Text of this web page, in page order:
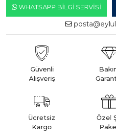
WHATSAPP BILGI SERVISI
Güvenli
Alışveriş
Ücretsiz
Kargo
Özel